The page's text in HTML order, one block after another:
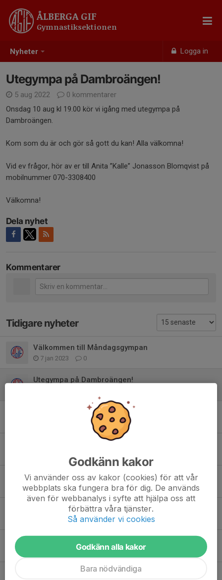
Nyheter Logga in
ÅLBERGA GIF
Gymnastiksektionen
Utegympa på Dambroängen!
5 aug 2022
0 kommentarer
Onsdag 10 aug kl 19.00 kör vi igång med utegympa på
Dambroängen.
Kom som du är och gör så gott du kan! Alla välkomna!
Vid ev frågor, hör av er till Anita ”Kalle” Jonasson Blomqvist på
mobilnummer 070-3308400
Välkomna!
Dela nyhet
Kommentarer
Tidigare nyheter
Välkommen till Måndagsgympan
7 jan 2023 0
Utegympa på Dambroängen!
Måndagsgympan
0
Måndagsgympa och Bamsegympa startar igen
Utegympa startar!
5 aug 2021 0
Måndagsgymnastiken utgår
30 jan 2021 0
0
Nya ledare till Bamsegympan
Godkänn kakor
Vi använder oss av kakor (cookies) för att vår
webbplats ska fungera bra för dig. De används
även för webbanalys i syfte att hjälpa oss att
förbättra våra tjänster.
Så använder vi cookies
Godkänn alla kakor
Bara nödvändiga